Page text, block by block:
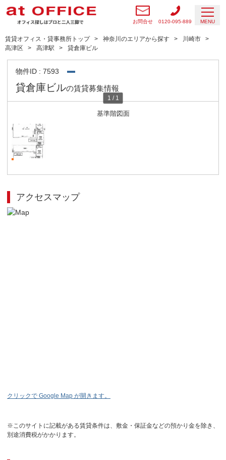
お問合せ 0120-095-889 MENU
賃貸オフィス・貸事務所トップ 神奈川のエリアから探す
川崎市
高津区
高津駅 貸倉庫ビル
物件ID : 7593
貸倉庫ビルの賃貸募集情報
基準階図面
1 / 1
アクセスマップ
クリックで Google Map が開きます。
※このサイトに記載がある賃貸条件は、敷金・保証金などの預かり金を除き、
別途消費税がかかります。